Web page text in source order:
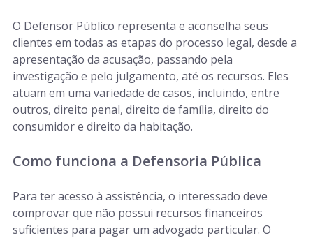
O Defensor Público representa e aconselha seus
clientes em todas as etapas do processo legal, desde a
apresentação da acusação, passando pela
investigação e pelo julgamento, até os recursos. Eles
atuam em uma variedade de casos, incluindo, entre
outros, direito penal, direito de família, direito do
consumidor e direito da habitação.
Como funciona a Defensoria Pública
Para ter acesso à assistência, o interessado deve
comprovar que não possui recursos financeiros
suficientes para pagar um advogado particular. O